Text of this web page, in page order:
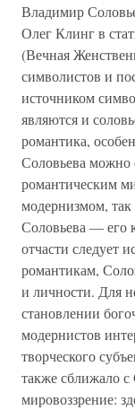
Владимир
Олег Клинг в
(Вечная
символистов и
источником
являются и
романтика,
Соловьева можно
романтическим
модернизмом, так
Соловьева — его
отчасти следует
романтикам,
и личности. Для
становлении
модернистов
творческого
также сближало с
мировоззрение: